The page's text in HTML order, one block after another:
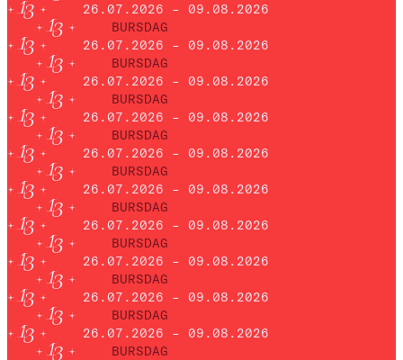
26.07.2026 – 09.08.2026
BURSDAG
26.07.2026 – 09.08.2026
BURSDAG
26.07.2026 – 09.08.2026
BURSDAG
26.07.2026 – 09.08.2026
BURSDAG
26.07.2026 – 09.08.2026
BURSDAG
26.07.2026 – 09.08.2026
BURSDAG
26.07.2026 – 09.08.2026
BURSDAG
26.07.2026 – 09.08.2026
BURSDAG
26.07.2026 – 09.08.2026
BURSDAG
26.07.2026 – 09.08.2026
BURSDAG